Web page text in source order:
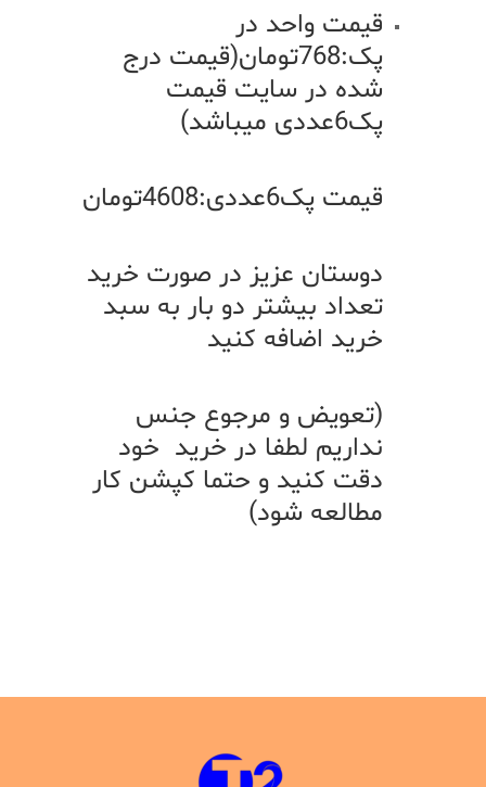
قیمت واحد در
پک:768تومان(قیمت درج
شده در سایت قیمت
پک6عددی میباشد)
قیمت پک6عددی:4608تومان
دوستان عزیز در صورت خرید
تعداد بیشتر دو بار به سبد
خرید اضافه کنید
(تعویض و مرجوع جنس
نداریم لطفا در خرید خود
دقت کنید و حتما کپشن کار
مطالعه شود)